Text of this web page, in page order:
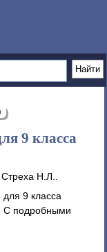
9 класса
Н.Л..
для 9 класса
С подробными